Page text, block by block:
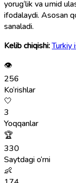
yorug‘lik va umid
ifodalaydi. Asosan
sanaladi.
Kelib chiqishi:Turkiy
👁
256
Ko‘rishlar
🤍
3
Yoqqanlar
🏆
330
Saytdagi o‘rni
👶